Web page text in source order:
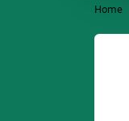
Home